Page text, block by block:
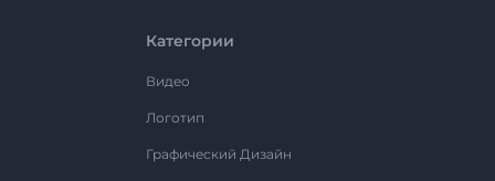
Категории
Видео
Логотип
Графический Дизайн